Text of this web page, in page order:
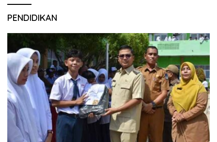
PENDIDIKAN